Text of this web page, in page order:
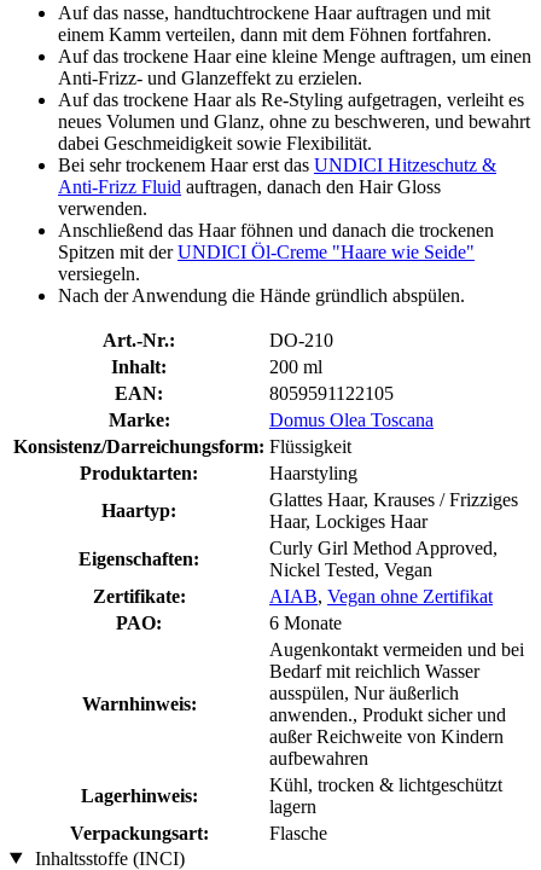
Auf das nasse, handtuchtrockene Haar auftragen und mit
einem Kamm verteilen, dann mit dem Föhnen fortfahren.
Auf das trockene Haar eine kleine Menge auftragen, um einen
Anti-Frizz- und Glanzeffekt zu erzielen.
Auf das trockene Haar als Re-Styling aufgetragen, verleiht es
neues Volumen und Glanz, ohne zu beschweren, und bewahrt
dabei Geschmeidigkeit sowie Flexibilität.
Bei sehr trockenem Haar erst das UNDICI Hitzeschutz &
Anti-Frizz Fluid auftragen, danach den Hair Gloss
verwenden.
Anschließend das Haar föhnen und danach die trockenen
Spitzen mit derUNDICI Öl-Creme "Haare wie Seide"
versiegeln.
Nach der Anwendung die Hände gründlich abspülen.
Art.-Nr.:
DO-210
Inhalt:
200 ml
EAN:
8059591122105
Marke:
Domus Olea Toscana
Konsistenz/Darreichungsform: Flüssigkeit
Produktarten:
Haarstyling
Haartyp:
Glattes Haar, Krauses / Frizziges
Haar, Lockiges Haar
Eigenschaften:
Curly Girl Method Approved,
Nickel Tested, Vegan
Zertifikate:
AIAB, Vegan ohne Zertifikat
PAO:
6 Monate
Warnhinweis:
Augenkontakt vermeiden und bei
Bedarf mit reichlich Wasser
ausspülen, Nur äußerlich
anwenden., Produkt sicher und
außer Reichweite von Kindern
aufbewahren
Lagerhinweis:
Kühl, trocken & lichtgeschützt
lagern
Verpackungsart:
Flasche
Inhaltsstoffe (INCI)